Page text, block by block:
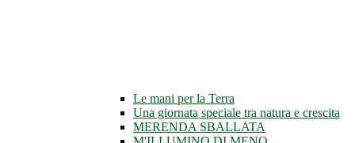
Le mani per la Terra
Una giornata speciale tra natura e crescita
MERENDA SBALLATA